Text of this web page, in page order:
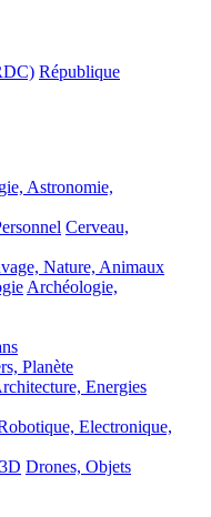
République
Astronomie,
Cerveau,
Nature, Animaux
Archéologie,
Planète
Energies
Electronique,
Drones, Objets